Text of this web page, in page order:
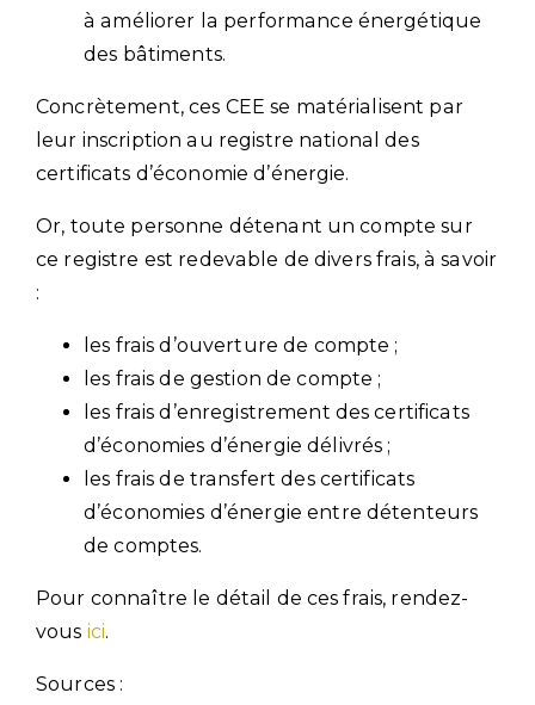
à améliorer la performance énergétique
des bâtiments.
Concrètement, ces CEE se matérialisent par
leur inscription au registre national des
certificats d’économie d’énergie.
Or, toute personne détenant un compte sur
ce registre est redevable de divers frais, à savoir
:
les frais d’ouverture de compte ;
les frais de gestion de compte ;
les frais d’enregistrement des certificats
d’économies d’énergie délivrés ;
les frais de transfert des certificats
d’économies d’énergie entre détenteurs
de comptes.
Pour connaître le détail de ces frais, rendez-
vous ici.
Sources :